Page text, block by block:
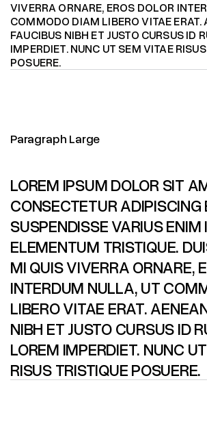
VIVERRA ORNARE, EROS DOLOR
COMMODO DIAM LIBERO VITAE ERAT.
FAUCIBUS NIBH ET JUSTO CURSUS ID
IMPERDIET. NUNC UT SEM VITAE
POSUERE.
Paragraph Large
LOREM IPSUM DOLOR SIT
CONSECTETUR ADIPISCING
SUSPENDISSE VARIUS ENIM
ELEMENTUM TRISTIQUE.
MI QUIS VIVERRA ORNARE,
INTERDUM NULLA, UT
LIBERO VITAE ERAT.
NIBH ET JUSTO CURSUS ID
LOREM IMPERDIET. NUNC
RISUS TRISTIQUE POSUERE.